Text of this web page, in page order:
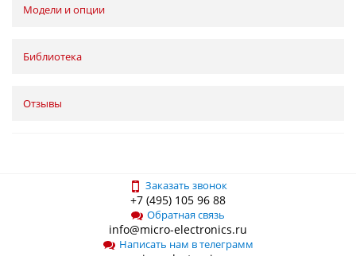
Модели и опции
Библиотека
Отзывы
Заказать звонок
+7 (495) 105 96 88
Обратная связь
info@micro-electronics.ru
Написать нам в телеграмм